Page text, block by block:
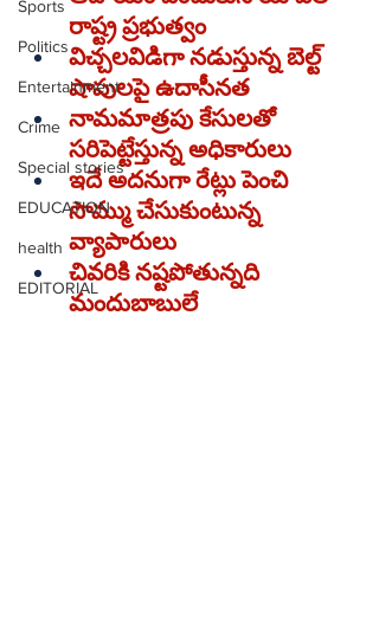
Sports
Politics
Entertainment
Crime
Special stories
EDUCATION
health
EDITORIAL
రాష్ట్ర ప్రభుత్వం
విచ్చలవిడిగా నడుస్తున్న బెల్ట్‌
షాపులపై ఉదాసీనత
నామమాత్రపు కేసులతో
సరిపెట్టేస్తున్న అధికారులు
ఇదే అదనుగా రేట్లు పెంచి
సొమ్ము చేసుకుంటున్న
వ్యాపారులు
చివరికి నష్టపోతున్నది
మందుబాబులే